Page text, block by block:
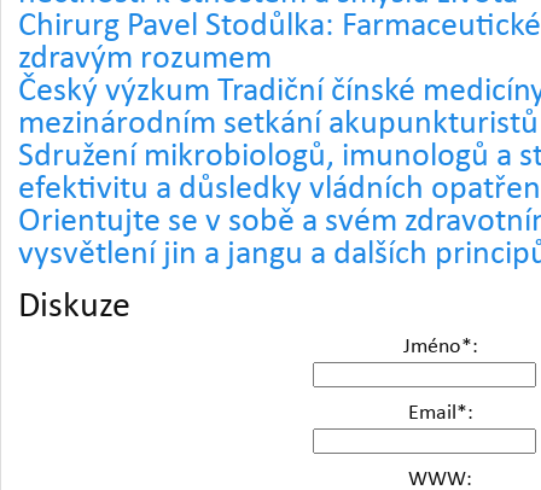
Chirurg Pavel Stodůlka:
zdravým rozumem
Český výzkum Tradiční čínské
mezinárodním setkání
Sdružení mikrobiologů, imunologů a
efektivitu a důsledky vládních
Orientujte se v sobě a svém
vysvětlení jin a jangu a dalších
Diskuze
Jméno*:
Email*:
WWW: